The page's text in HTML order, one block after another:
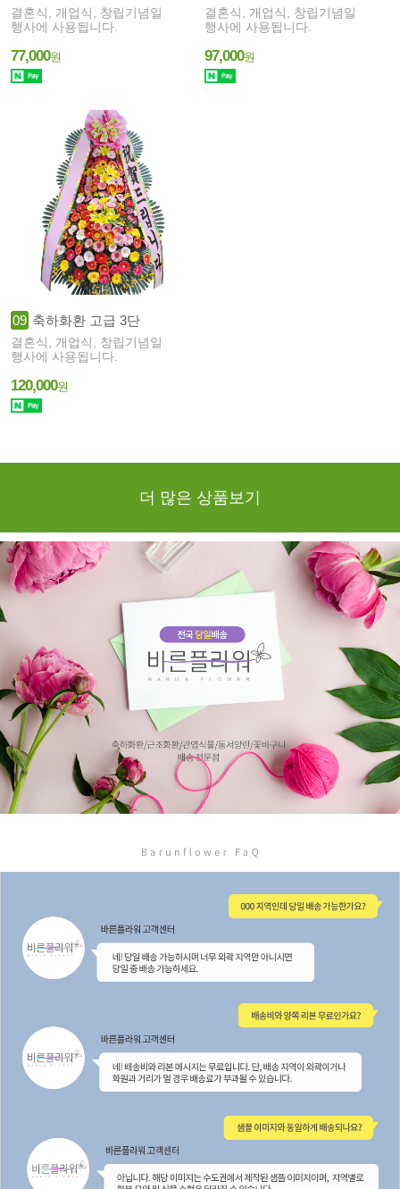
결혼식, 개업식, 창립기념일
행사에 사용됩니다.
77,000원
결혼식, 개업식, 창립기념일
행사에 사용됩니다.
97,000원
09 축하화환 고급 3단
결혼식, 개업식, 창립기념일
행사에 사용됩니다.
120,000원
더 많은 상품보기